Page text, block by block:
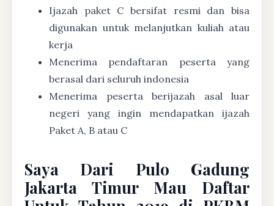
Ijazah paket C bersifat resmi dan bisa
digunakan untuk melanjutkan kuliah atau
kerja
Menerima pendaftaran peserta yang
berasal dari seluruh indonesia
Menerima peserta berijazah asal luar
negeri yang ingin mendapatkan ijazah
Paket A, B atau C
Saya Dari Pulo Gadung
Jakarta Timur Mau Daftar